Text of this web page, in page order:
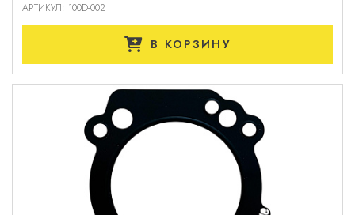
АРТИКУЛ: 100D-002
В КОРЗИНУ